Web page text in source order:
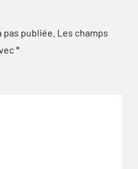
publiée. Les champs
*